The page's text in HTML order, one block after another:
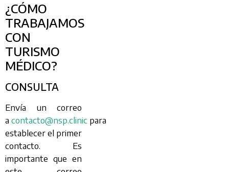
¿CÓMO
TRABAJAMOS
CON
TURISMO
MÉDICO?
CONSULTA
Envía un correo
acontacto@nsp.clinic para
establecer el primer
contacto. Es
importante que en